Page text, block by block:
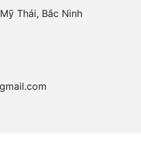
Thái, Bắc Ninh